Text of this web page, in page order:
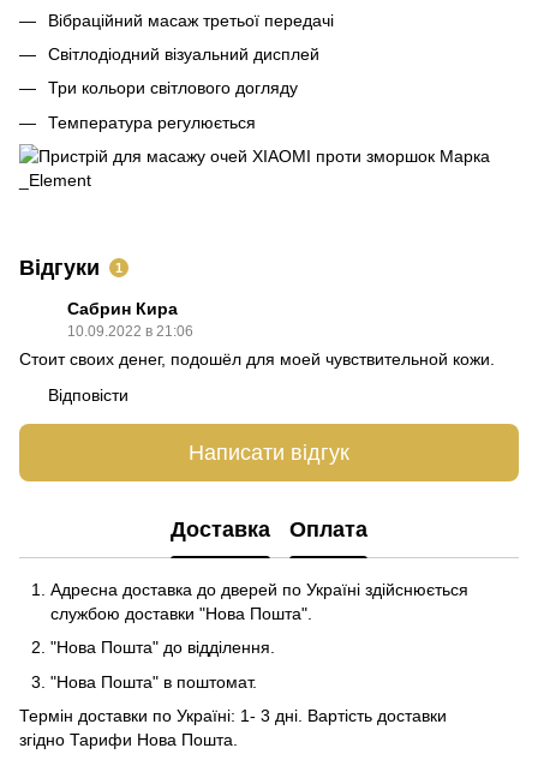
Вібраційний масаж третьої передачі
Світлодіодний візуальний дисплей
Три кольори світлового догляду
Температура регулюється
Відгуки 1
Сабрин Кира
10.09.2022 в 21:06
Стоит своих денег, подошёл для моей чувствительной кожи.
Відповісти
Написати відгук
Доставка Оплата
Адресна доставка до дверей по Україні здійснюється
службою доставки "Нова Пошта".
"Нова Пошта" до відділення.
"Нова Пошта" в поштомат.
Термін доставки по Україні: 1- 3 дні. Вартість доставки
згідно Тарифи Нова Пошта.